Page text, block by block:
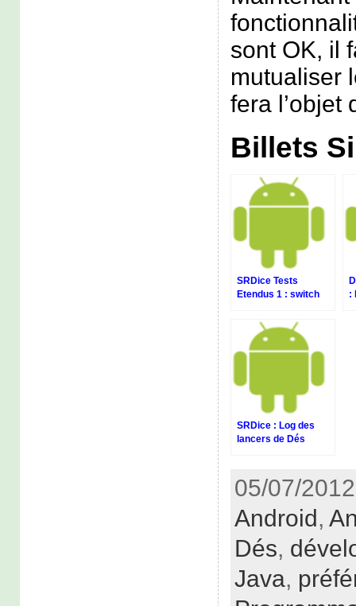
sont OK, il
mutualiser
fera l’objet
Billets
SRDice Tests
Etendus 1 : switch
:
SRDice : Log des
lancers de Dés
05/07/
Android,
Dés,
Java,